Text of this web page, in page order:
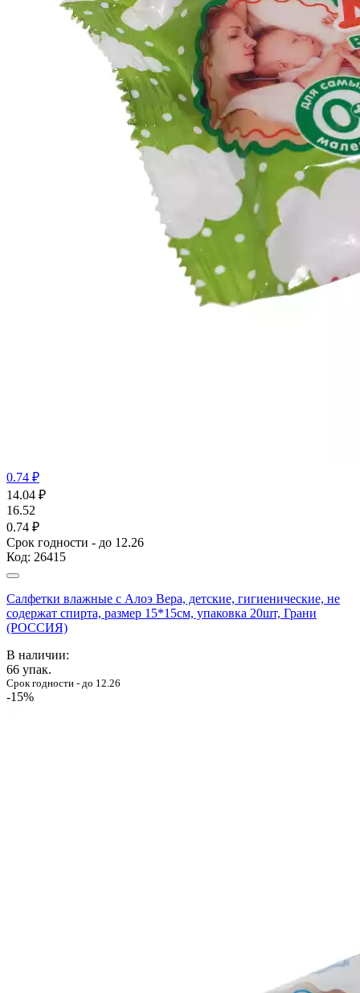
0.74 ₽
14.04 ₽
16.52
0.74 ₽
Срок годности - до 12.26
Код: 26415
Салфетки влажные с Алоэ Вера, детские, гигиенические, не
содержат спирта, размер 15*15см, упаковка 20шт, Грани
(РОССИЯ)
В наличии:
66 упак.
Срок годности - до 12.26
-15%